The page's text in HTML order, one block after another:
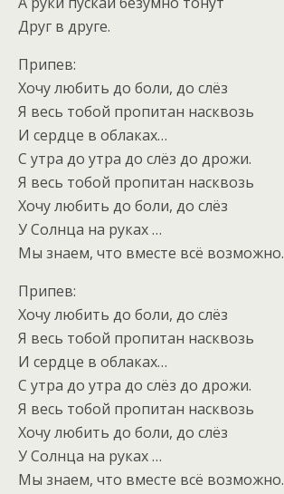
Друг в друге.
Припев:
Хочу любить до боли, до слёз
Я весь тобой пропитан насквозь
И сердце в облаках…
С утра до утра до слёз до дрожи.
Я весь тобой пропитан насквозь
Хочу любить до боли, до слёз
У Солнца на руках …
Мы знаем, что вместе всё возможно.
Припев:
Хочу любить до боли, до слёз
Я весь тобой пропитан насквозь
И сердце в облаках…
С утра до утра до слёз до дрожи.
Я весь тобой пропитан насквозь
Хочу любить до боли, до слёз
У Солнца на руках …
Мы знаем, что вместе всё возможно.